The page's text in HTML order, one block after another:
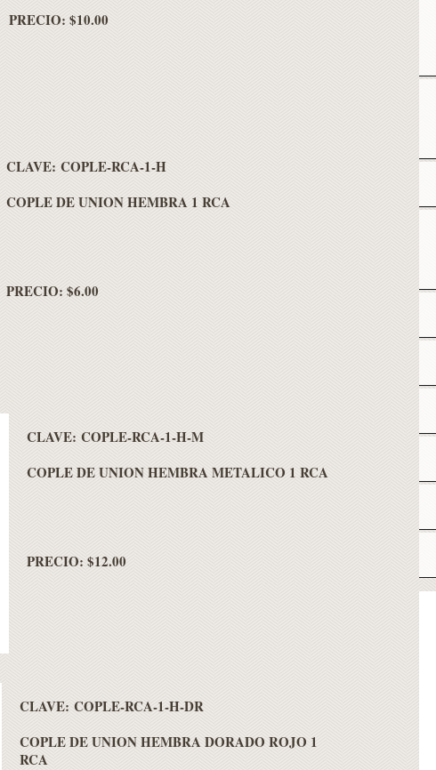
PRECIO: $10.00
CLAVE: COPLE-RCA-1-H
COPLE DE UNION HEMBRA 1 RCA
PRECIO: $6.00
CLAVE: COPLE-RCA-1-H-M
COPLE DE UNION HEMBRA METALICO 1 RCA
PRECIO: $12.00
CLAVE: COPLE-RCA-1-H-DR
COPLE DE UNION HEMBRA DORADO ROJO 1
RCA